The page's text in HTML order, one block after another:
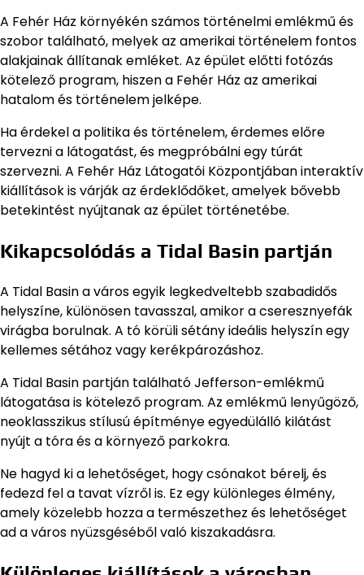
A Fehér Ház környékén számos történelmi emlékmű és
szobor található, melyek az amerikai történelem fontos
alakjainak állítanak emléket. Az épület előtti fotózás
kötelező program, hiszen a Fehér Ház az amerikai
hatalom és történelem jelképe.
Ha érdekel a politika és történelem, érdemes előre
tervezni a látogatást, és megpróbálni egy túrát
szervezni. A Fehér Ház Látogatói Központjában interaktív
kiállítások is várják az érdeklődőket, amelyek bővebb
betekintést nyújtanak az épület történetébe.
Kikapcsolódás a Tidal Basin partján
A Tidal Basin a város egyik legkedveltebb szabadidős
helyszíne, különösen tavasszal, amikor a cseresznyefák
virágba borulnak. A tó körüli sétány ideális helyszín egy
kellemes sétához vagy kerékpározáshoz.
A Tidal Basin partján található Jefferson-emlékmű
látogatása is kötelező program. Az emlékmű lenyűgöző,
neoklasszikus stílusú építménye egyedülálló kilátást
nyújt a tóra és a környező parkokra.
Ne hagyd ki a lehetőséget, hogy csónakot bérelj, és
fedezd fel a tavat vízről is. Ez egy különleges élmény,
amely közelebb hozza a természethez és lehetőséget
ad a város nyüzsgéséből való kiszakadásra.